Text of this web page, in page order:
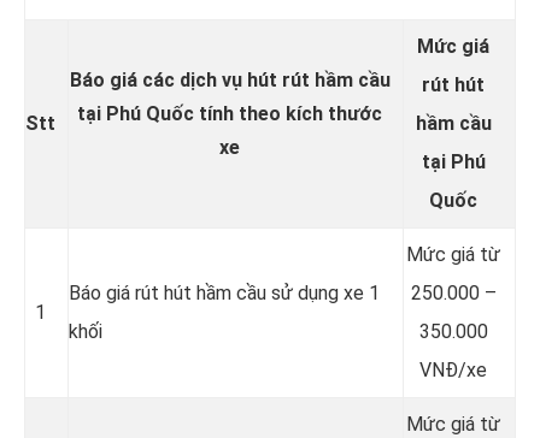
Stt
Báo giá các dịch vụ hút rút hầm cầu
tại Phú Quốc tính theo kích thước
xe
Mức giá
rút hút
hầm cầu
tại Phú
Quốc
1
Báo giá rút hút hầm cầu sử dụng xe 1
khối
Mức giá từ
250.000 –
350.000
VNĐ/xe
Mức giá từ